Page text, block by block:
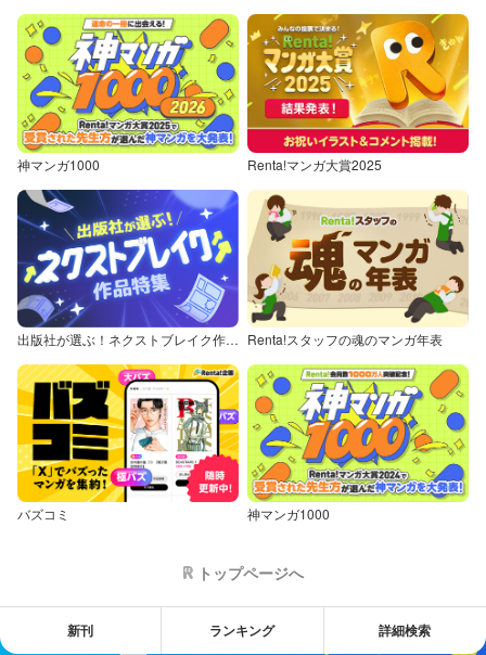
神マンガ1000 Renta!マンガ大賞2025
出版社が選ぶ！ネクストブレイク作品特集 Renta!スタッフの魂のマンガ年表
バズコミ 神マンガ1000
トップページへ
新刊 ランキング 詳細検索